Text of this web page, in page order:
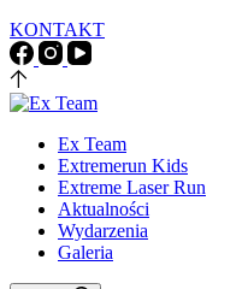
KONTAKT
Ex Team
Extremerun Kids
Extreme Laser Run
Aktualności
Wydarzenia
Galeria